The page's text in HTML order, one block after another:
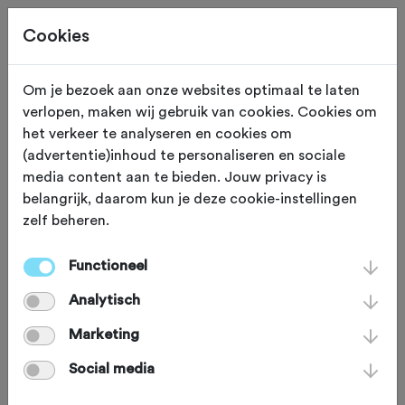
ROUTES + REIZEN Gewijzigd op 27 september 2023
MTB-route Gieten:
Feest op de Hondsrug
De Hondsrug midden in Drenthe.
Zeventig kilometer lang is-ie en twintig
meter boven NAP, ontstaan door
schuivende gletsjers in de ijstijd. Uniek,
Cookies
Om je bezoek aan onze websites optimaal te laten
verlopen, maken wij gebruik van cookies. Cookies om
het verkeer te analyseren en cookies om
(advertentie)inhoud te personaliseren en sociale
media content aan te bieden. Jouw privacy is
belangrijk, daarom kun je deze cookie-instellingen
zelf beheren.
Functioneel
Analytisch
Marketing
Social media